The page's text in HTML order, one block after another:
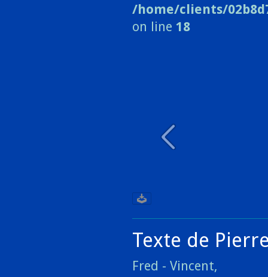
/home/clients/
on line 18
Texte de
Fred - Vincent,